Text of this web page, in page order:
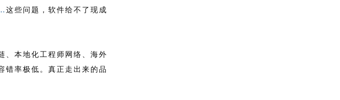
这些问题，软件给不了现成
、本地化工程师网络、海外
率极低。真正走出来的品